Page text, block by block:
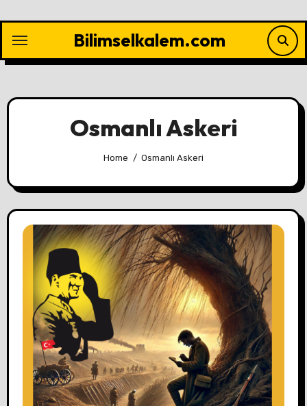
content
Bilimselkalem.com
Osmanlı Askeri
Home Osmanlı Askeri